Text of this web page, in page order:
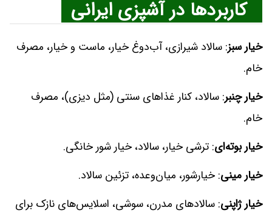
کاربردها در آشپزی ایرانی
خیار سبز: سالاد شیرازی، آب‌دوغ خیار، ماست و خیار، مصرف
خام.
خیار چنبر: سالاد، کنار غذاهای سنتی (مثل دیزی)، مصرف
خام.
خیار بوته‌ای: ترشی خیار، سالاد، خیار شور خانگی.
خیار مینی: خیارشور، میان‌وعده، تزئین سالاد.
خیار ژاپنی: سالادهای مدرن، سوشی، اسلایس‌های نازک برای